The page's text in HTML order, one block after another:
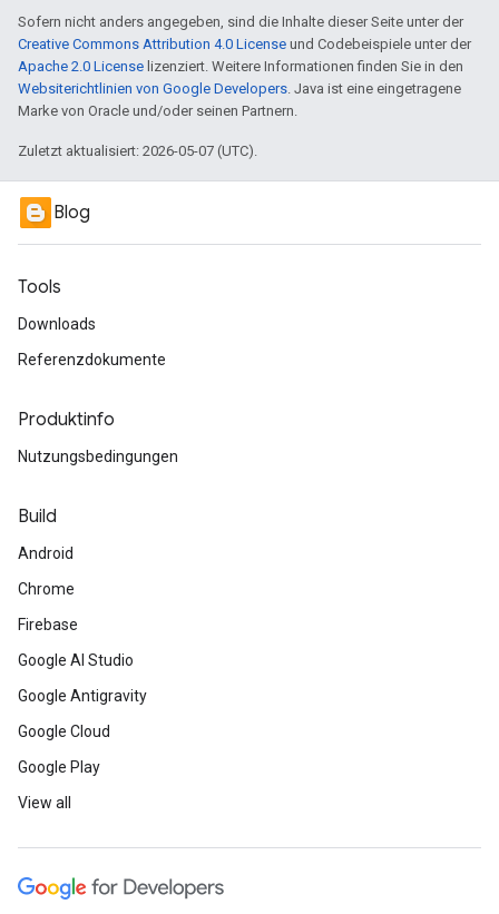
Sofern nicht anders angegeben, sind die Inhalte dieser Seite unter der
Creative Commons Attribution 4.0 License und Codebeispiele unter der
Apache 2.0 License lizenziert. Weitere Informationen finden Sie in den
Websiterichtlinien von Google Developers. Java ist eine eingetragene
Marke von Oracle und/oder seinen Partnern.
Zuletzt aktualisiert: 2026-05-07 (UTC).
Blog
Tools
Downloads
Referenzdokumente
Produktinfo
Nutzungsbedingungen
Build
Android
Chrome
Firebase
Google AI Studio
Google Antigravity
Google Cloud
Google Play
View all